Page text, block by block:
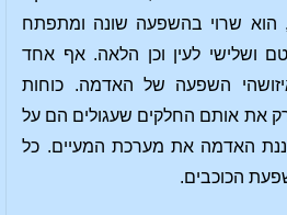
הוא שרוי בהשפעה שונה ומתפתח
ושלישי לעין וכן הלאה. אף אחד
השפעה של האדמה. כוחות
את אותם החלקים שעגולים הם על
האדמה את מערכת המעיים. כל
הכוכבים.